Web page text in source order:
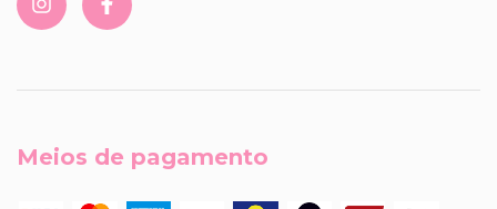
Meios de pagamento